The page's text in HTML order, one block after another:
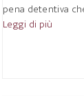
pena detentiva
Leggi di più